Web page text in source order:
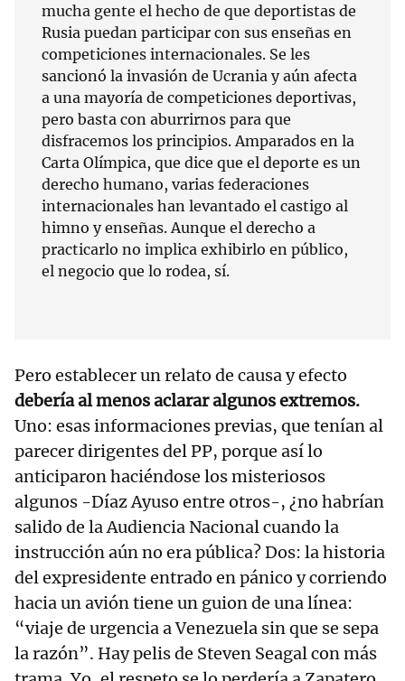
mucha gente el hecho de que deportistas de
Rusia puedan participar con sus enseñas en
competiciones internacionales. Se les
sancionó la invasión de Ucrania y aún afecta
a una mayoría de competiciones deportivas,
pero basta con aburrirnos para que
disfracemos los principios. Amparados en la
Carta Olímpica, que dice que el deporte es un
derecho humano, varias federaciones
internacionales han levantado el castigo al
himno y enseñas. Aunque el derecho a
practicarlo no implica exhibirlo en público,
el negocio que lo rodea, sí.
Pero establecer un relato de causa y efecto
debería al menos aclarar algunos extremos.
Uno: esas informaciones previas, que tenían al
parecer dirigentes del PP, porque así lo
anticiparon haciéndose los misteriosos
algunos -Díaz Ayuso entre otros-, ¿no habrían
salido de la Audiencia Nacional cuando la
instrucción aún no era pública? Dos: la historia
del expresidente entrado en pánico y corriendo
hacia un avión tiene un guion de una línea:
“viaje de urgencia a Venezuela sin que se sepa
la razón”. Hay pelis de Steven Seagal con más